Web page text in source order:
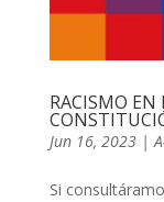
RACISMO EN
Jun 16, 2023|
Si